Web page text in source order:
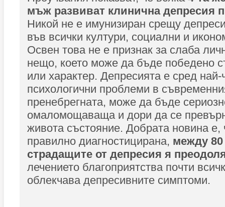
мъж развиват клинична депресия
Никой не е имунизиран срещу
във всички култури, социални и
Освен това не е признак за слаба
нещо, което може да бъде победено
или характер. Депресията е сред
психологични проблеми в
пренебрегната, може да бъде
омаломощаваща и дори да се
живота състояние. Добрата новина е,
правилно диагностицирана, между 80
страдащите от депресия я
лечението благоприятства почти
облекчава депресивните симптоми.